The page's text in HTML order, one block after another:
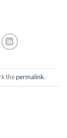
thepermalink.